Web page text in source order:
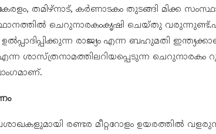
തമിഴ്നാട്, കർണാടകം തുടങ്ങി മിക്ക
ചെറുനാരകംകൃഷി ചെയ്തു
രാജ്യം എന്ന ബഹുമതി
എന്ന ശാസ്ത്രനാമത്തിലറിയപ്പെടുന്ന ചെറുനാരകം
രണ്ടര മീറ്ററോളം ഉയരത്തിൽ